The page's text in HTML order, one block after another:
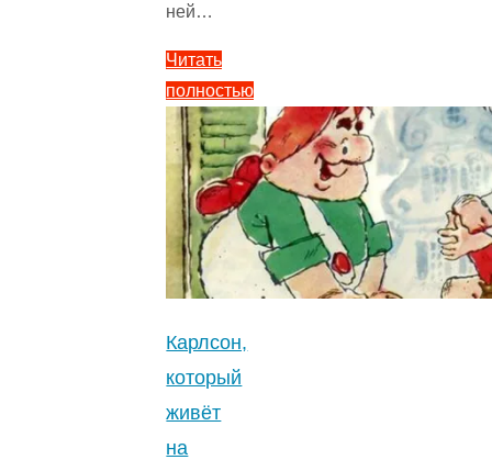
ней…
Читать
полностью
"Сказка
Мирабель
—
Астрид
Линдгрен.
Читайте
онлайн
с
рисунками.
(2)"
Карлсон,
который
живёт
на